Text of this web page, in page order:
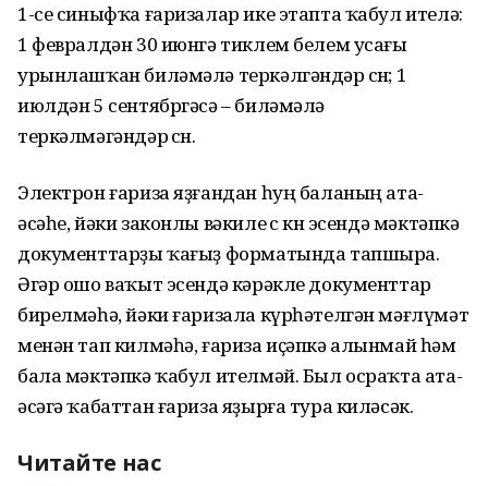
1-се синыфҡа ғаризалар ике этапта ҡабул ителә:
1 февралдән 30 июнгә тиклем белем усағы
урынлашҡан биләмәлә теркәлгәндәр өсөн; 1
июлдән 5 сентябргәсә – биләмәлә
теркәлмәгәндәр өсөн.
Электрон ғариза яҙғандан һуң баланың ата-
әсәһе, йәки законлы вәкиле өс көн эсендә мәктәпкә
документтарҙы ҡағыҙ форматында тапшыра.
Әгәр ошо ваҡыт эсендә кәрәкле документтар
бирелмәһә, йәки ғаризала күрһәтелгән мәғлүмәт
менән тап килмәһә, ғариза иҫәпкә алынмай һәм
бала мәктәпкә ҡабул ителмәй. Был осраҡта ата-
әсәгә ҡабаттан ғариза яҙырға тура киләсәк.
Читайте нас